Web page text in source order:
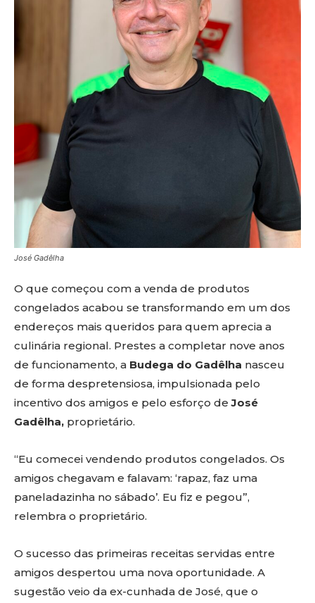
José Gadêlha
O que começou com a venda de produtos
congelados acabou se transformando em um dos
endereços mais queridos para quem aprecia a
culinária regional. Prestes a completar nove anos
de funcionamento, a Budega do Gadêlha nasceu
de forma despretensiosa, impulsionada pelo
incentivo dos amigos e pelo esforço deJosé
Gadêlha, proprietário.
“Eu comecei vendendo produtos congelados. Os
amigos chegavam e falavam: ‘rapaz, faz uma
paneladazinha no sábado’. Eu fiz e pegou”,
relembra o proprietário.
O sucesso das primeiras receitas servidas entre
amigos despertou uma nova oportunidade. A
sugestão veio da ex-cunhada de José, que o